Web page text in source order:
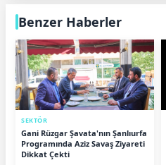
Benzer Haberler
SEKTÖR
Gani Rüzgar Şavata'nın Şanlıurfa
Programında Aziz Savaş Ziyareti
Dikkat Çekti